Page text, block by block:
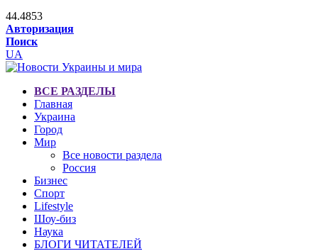
44.4853
Авторизация
Поиск
UA
ВСЕ РАЗДЕЛЫ
Главная
Украина
Город
Мир
Все новости раздела
Россия
Бизнес
Спорт
Lifestyle
Шоу-биз
Наука
БЛОГИ ЧИТАТЕЛЕЙ